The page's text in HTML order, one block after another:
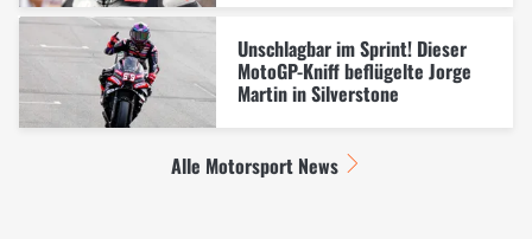
Unschlagbar im Sprint! Dieser
MotoGP-Kniff beflügelte Jorge
Martin in Silverstone
Alle Motorsport News